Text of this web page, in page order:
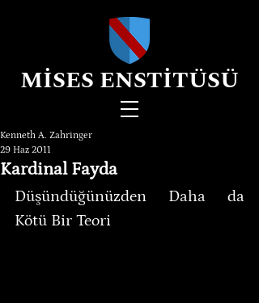
MİSES ENSTİTÜSÜ
Kardinal Fayda
Kenneth A. Zahringer
29 Haz 2011
Düşündüğünüzden Daha da
Kötü Bir Teori